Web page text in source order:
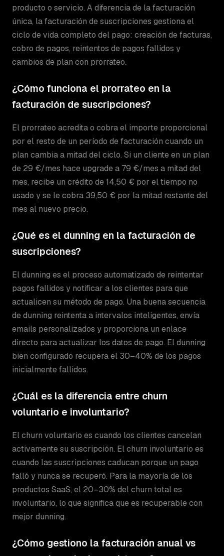
producto o servicio. A diferencia de la facturación
única, la facturación de suscripciones gestiona el
ciclo de vida completo del pago: creación de facturas,
cobro de pagos, reintentos de pagos fallidos y
cambios de plan con prorrateo.
¿Cómo funciona el prorrateo en la
facturación de suscripciones?
El prorrateo acredita o cobra el importe proporcional
por el resto de un período de facturación cuando un
plan cambia a mitad del ciclo. Si un cliente en un plan
de 29 €/mes hace upgrade a 79 €/mes a mitad del
mes, recibe un crédito de 14,50 € por el tiempo no
usado y se le cobra 39,50 € por la mitad restante del
mes al nuevo precio.
¿Qué es el dunning en la facturación de
suscripciones?
El dunning es el proceso automatizado de reintentar
pagos fallidos y notificar a los clientes para que
actualicen su método de pago. Una buena secuencia
de dunning reintenta a intervalos inteligentes, envía
emails personalizados y proporciona un enlace
directo para actualizar los datos de pago. El dunning
bien configurado recupera el 30–40% de los pagos
inicialmente fallidos.
¿Cuál es la diferencia entre churn
voluntario e involuntario?
El churn voluntario es cuando los clientes cancelan
activamente su suscripción. El churn involuntario es
cuando las suscripciones caducan porque un pago
falló y nunca se recuperó. Para la mayoría de los
productos SaaS, el 20–30% del churn total es
involuntario, lo que significa que es recuperable con
mejor dunning.
¿Cómo gestiono la facturación anual vs